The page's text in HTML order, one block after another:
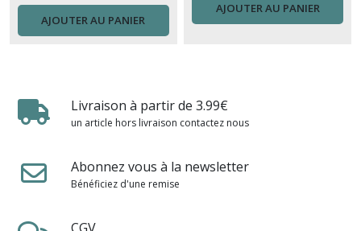
AJOUTER AU PANIER
AJOUTER AU PANIER
Livraison à partir de 3.99€
un article hors livraison contactez nous
Abonnez vous à la newsletter
Bénéficiez d'une remise